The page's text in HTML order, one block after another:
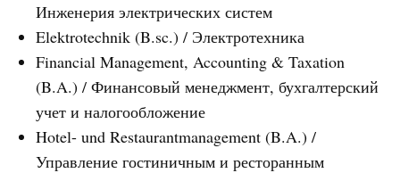
Инженерия электрических систем
Elektrotechnik (B.sc.) / Электротехника
Financial Management, Accounting & Taxation
(B.A.) / Финансовый менеджмент, бухгалтерский
учет и налогообложение
Hotel- und Restaurantmanagement (B.A.) /
Управление гостиничным и ресторанным